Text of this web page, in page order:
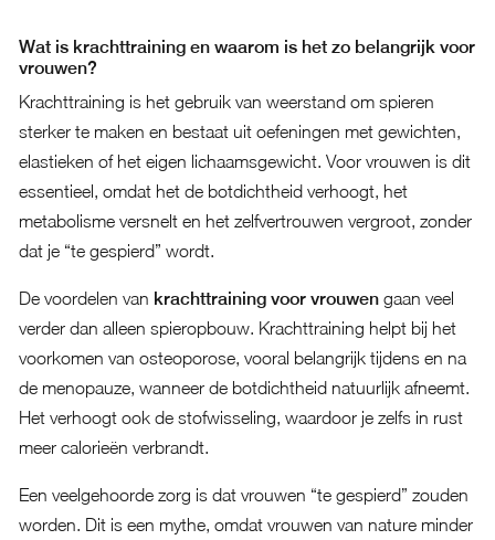
Wat is krachttraining en waarom is het zo belangrijk voor
vrouwen?
Krachttraining is het gebruik van weerstand om spieren
sterker te maken en bestaat uit oefeningen met gewichten,
elastieken of het eigen lichaamsgewicht. Voor vrouwen is dit
essentieel, omdat het de botdichtheid verhoogt, het
metabolisme versnelt en het zelfvertrouwen vergroot, zonder
dat je “te gespierd” wordt.
De voordelen van krachttraining voor vrouwengaan veel
verder dan alleen spieropbouw. Krachttraining helpt bij het
voorkomen van osteoporose, vooral belangrijk tijdens en na
de menopauze, wanneer de botdichtheid natuurlijk afneemt.
Het verhoogt ook de stofwisseling, waardoor je zelfs in rust
meer calorieën verbrandt.
Een veelgehoorde zorg is dat vrouwen “te gespierd” zouden
worden. Dit is een mythe, omdat vrouwen van nature minder